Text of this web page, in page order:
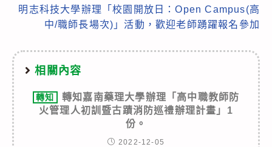
明志科技大學辦理「校園開放日：Open Campus(高
中/職師長場次)」活動，歡迎老師踴躍報名參加
相關內容
轉知
轉知嘉南藥理大學辦理「高中職教師防
火管理人初訓暨古蹟消防巡禮辦理計畫」1
份。
2022-12-05